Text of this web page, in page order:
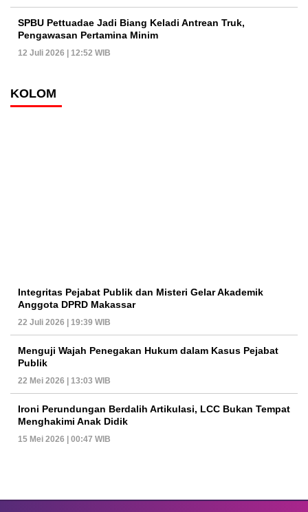
SPBU Pettuadae Jadi Biang Keladi Antrean Truk,
Pengawasan Pertamina Minim
12 Juli 2026 | 12:52 WIB
KOLOM
Integritas Pejabat Publik dan Misteri Gelar Akademik
Anggota DPRD Makassar
22 Juli 2026 | 19:39 WIB
Menguji Wajah Penegakan Hukum dalam Kasus Pejabat
Publik
22 Mei 2026 | 13:03 WIB
Ironi Perundungan Berdalih Artikulasi, LCC Bukan Tempat
Menghakimi Anak Didik
15 Mei 2026 | 00:47 WIB